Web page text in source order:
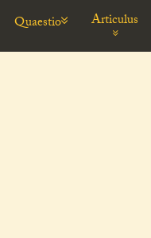
Quaestio Articulus